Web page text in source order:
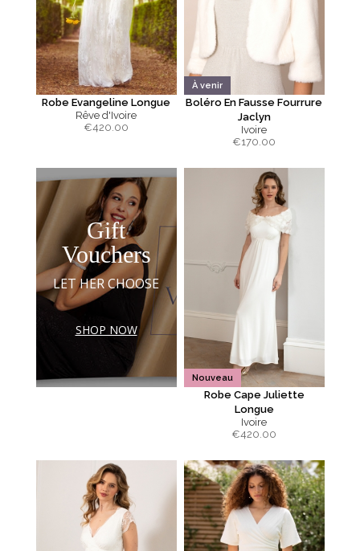
Robe Evangeline Longue
Rêve d'Ivoire
€420.00
À venir
Boléro En Fausse Fourrure
Jaclyn
Ivoire
€170.00
Gift
Vouchers
LET HER CHOOSE
SHOP NOW
Nouveau
Robe Cape Juliette
Longue
Ivoire
€420.00